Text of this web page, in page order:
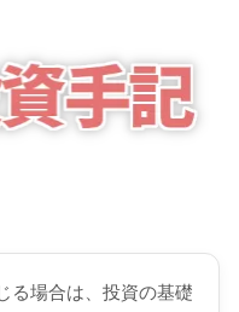
る場合は、投資の基礎